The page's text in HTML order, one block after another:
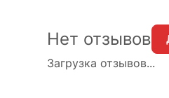
Загрузка отзывов...
Нет отзывов